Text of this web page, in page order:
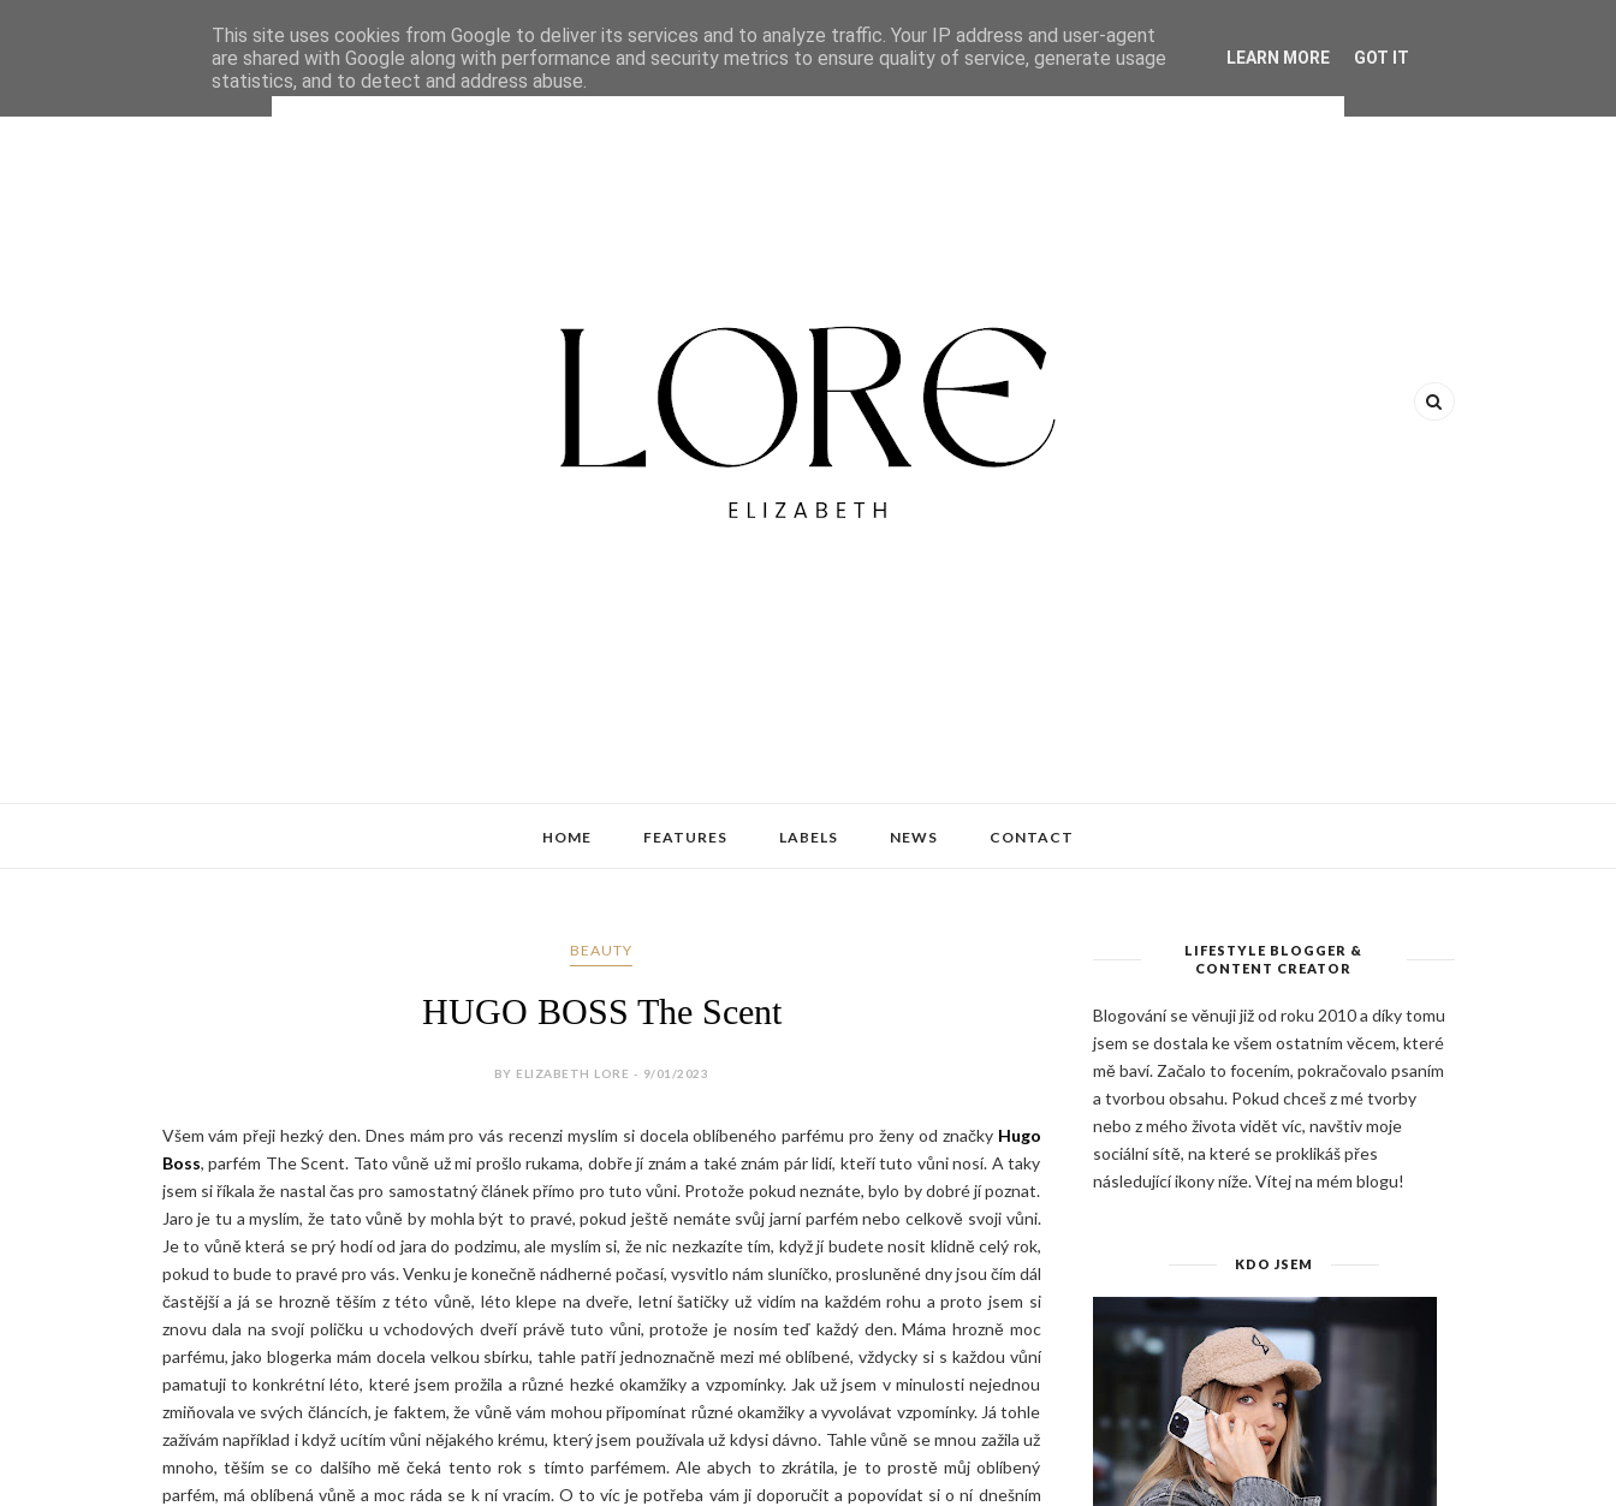
HOME FEATURES LABELS NEWS CONTACT
BEAUTY
HUGO BOSS The Scent
BY ELIZABETH LORE - 9/01/2023
Všem vám přeji hezký den. Dnes mám pro vás recenzi myslím si docela oblíbeného parfému pro ženy od značky Hugo
Boss, parfém The Scent. Tato vůně už mi prošlo rukama, dobře jí znám a také znám pár lidí, kteří tuto vůni nosí. A taky
jsem si říkala že nastal čas pro samostatný článek přímo pro tuto vůni. Protože pokud neznáte, bylo by dobré jí poznat.
Jaro je tu a myslím, že tato vůně by mohla být to pravé, pokud ještě nemáte svůj jarní parfém nebo celkově svoji vůni.
Je to vůně která se prý hodí od jara do podzimu, ale myslím si, že nic nezkazíte tím, když jí budete nosit klidně celý rok,
pokud to bude to pravé pro vás. Venku je konečně nádherné počasí, vysvitlo nám sluníčko, prosluněné dny jsou čím dál
častější a já se hrozně těším z této vůně, léto klepe na dveře, letní šatičky už vidím na každém rohu a proto jsem si
znovu dala na svojí poličku u vchodových dveří právě tuto vůni, protože je nosím teď každý den. Máma hrozně moc
parfému, jako blogerka mám docela velkou sbírku, tahle patří jednoznačně mezi mé oblíbené, vždycky si s každou vůní
pamatuji to konkrétní léto, které jsem prožila a různé hezké okamžiky a vzpomínky. Jak už jsem v minulosti nejednou
zmiňovala ve svých článcích, je faktem, že vůně vám mohou připomínat různé okamžiky a vyvolávat vzpomínky. Já tohle
zažívám například i když ucítím vůni nějakého krému, který jsem používala už kdysi dávno. Tahle vůně se mnou zažila už
mnoho, těším se co dalšího mě čeká tento rok s tímto parfémem. Ale abych to zkrátila, je to prostě můj oblíbený
parfém, má oblíbená vůně a moc ráda se k ní vracím. O to víc je potřeba vám ji doporučit a popovídat si o ní dnešním
LIFESTYLE BLOGGER &
CONTENT CREATOR
Blogování se věnuji již od roku 2010 a díky tomu
jsem se dostala ke všem ostatním věcem, které
mě baví. Začalo to focením, pokračovalo psaním
a tvorbou obsahu. Pokud chceš z mé tvorby
nebo z mého života vidět víc, navštiv moje
sociální sítě, na které se proklikáš přes
následující ikony níže. Vítej na mém blogu!
KDO JSEM
This site uses cookies from Google to deliver its services and to analyze traffic. Your IP address and user-agent
are shared with Google along with performance and security metrics to ensure quality of service, generate usage
statistics, and to detect and address abuse.
LEARN MORE GOT IT